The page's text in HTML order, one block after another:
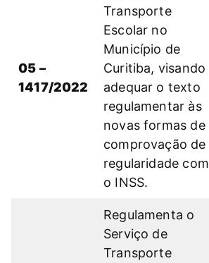
05 –
1417/2022
Transporte
Escolar no
Município de
Curitiba, visando
adequar o texto
regulamentar às
novas formas de
comprovação de
regularidade com
o INSS.
Regulamenta o
Serviço de
Transporte